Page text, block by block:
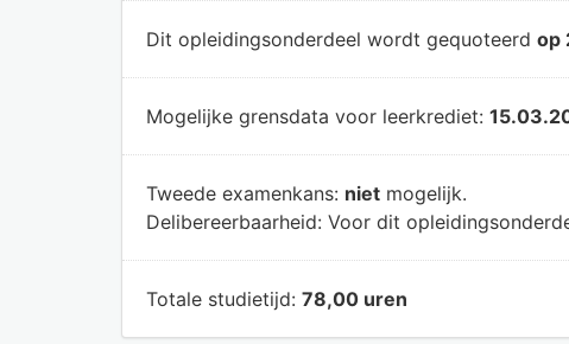
Dit opleidingsonderdeel wordt gequoteerd op
Mogelijke grensdata voor leerkrediet:
Tweede examenkans: niet mogelijk.
Delibereerbaarheid: Voor dit
Totale studietijd: 78,00 uren